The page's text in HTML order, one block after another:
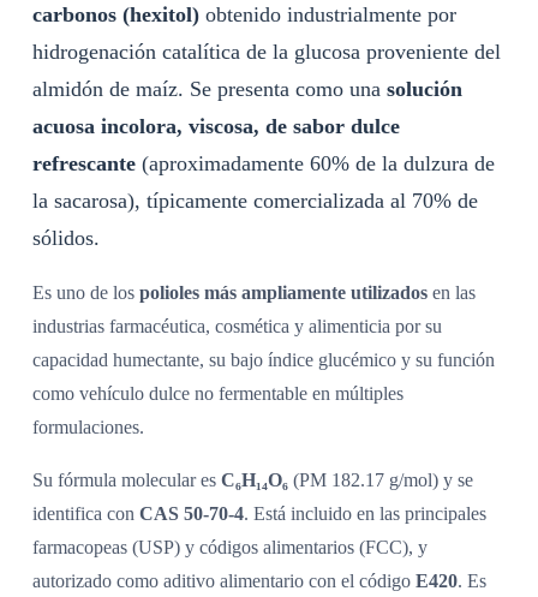
carbonos (hexitol)obtenido industrialmente por
hidrogenación catalítica de la glucosa proveniente del
almidón de maíz. Se presenta como una solución
acuosa incolora, viscosa, de sabor dulce
refrescante(aproximadamente 60% de la dulzura de
la sacarosa), típicamente comercializada al 70% de
sólidos.
Es uno de los polioles más ampliamente utilizadosen las
industrias farmacéutica, cosmética y alimenticia por su
capacidad humectante, su bajo índice glucémico y su función
como vehículo dulce no fermentable en múltiples
formulaciones.
Su fórmula molecular es C₆H₁₄O₆ (PM 182.17 g/mol) y se
identifica con CAS 50-70-4. Está incluido en las principales
farmacopeas (USP) y códigos alimentarios (FCC), y
autorizado como aditivo alimentario con el código E420. Es